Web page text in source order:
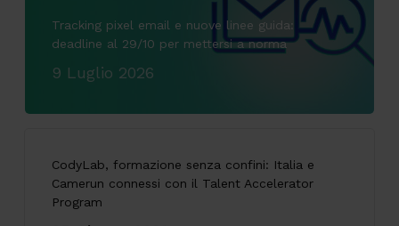
Tracking pixel email e nuove linee guida:
deadline al 29/10 per mettersi a norma
9 Luglio 2026
CodyLab, formazione senza confini: Italia e
Camerun connessi con il Talent Accelerator
Program